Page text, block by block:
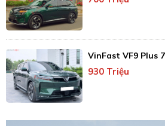
VinFast VF9 Plus
930 Triệu